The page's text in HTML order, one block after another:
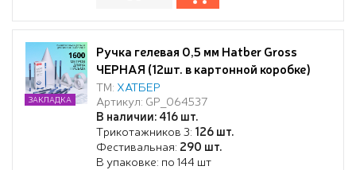
Ручка гелевая 0,5 мм Hatber Gross
ЧЕРНАЯ (12шт. в картонной коробке)
ТМ: ХАТБЕР
Артикул: GP_064537
В наличии: 416 шт.
Трикотажников 3: 126 шт.
Фестивальная: 290 шт.
В упаковке: по 144 шт
ЗАКЛАДКА